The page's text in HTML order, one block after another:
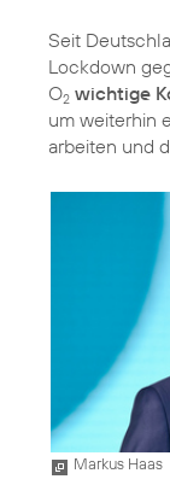
Seit
Lockdown
O2 wichtige
um weiterhin
arbeiten und
Markus Haas